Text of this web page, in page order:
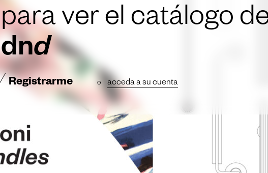
para ver el catálogo
dnd
Registrarme o acceda a su cuenta